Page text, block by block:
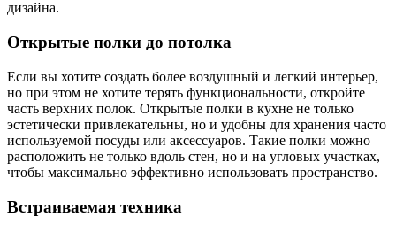
дизайна.
Открытые полки до потолка
Если вы хотите создать более воздушный и легкий интерьер,
но при этом не хотите терять функциональности, откройте
часть верхних полок. Открытые полки в кухне не только
эстетически привлекательны, но и удобны для хранения часто
используемой посуды или аксессуаров. Такие полки можно
расположить не только вдоль стен, но и на угловых участках,
чтобы максимально эффективно использовать пространство.
Встраиваемая техника